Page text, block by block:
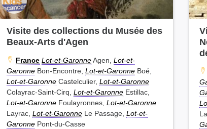
Visite des collections du Musée des
Beaux-Arts d'Agen
France Lot-et-GaronneAgen, Lot-et-
Garonne Bon-Encontre, Lot-et-Garonne Boé,
Lot-et-Garonne Castelculier, Lot-et-Garonne
Colayrac-Saint-Cirq, Lot-et-Garonne Estillac,
Lot-et-Garonne Foulayronnes, Lot-et-Garonne
Layrac, Lot-et-Garonne Le Passage, Lot-et-
Garonne Pont-du-Casse